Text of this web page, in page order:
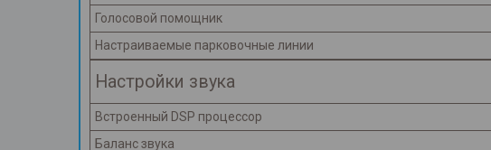
Голосовой помощник
Настраиваемые парковочные линии
Настройки звука
Встроенный DSP процессор
Баланс звука